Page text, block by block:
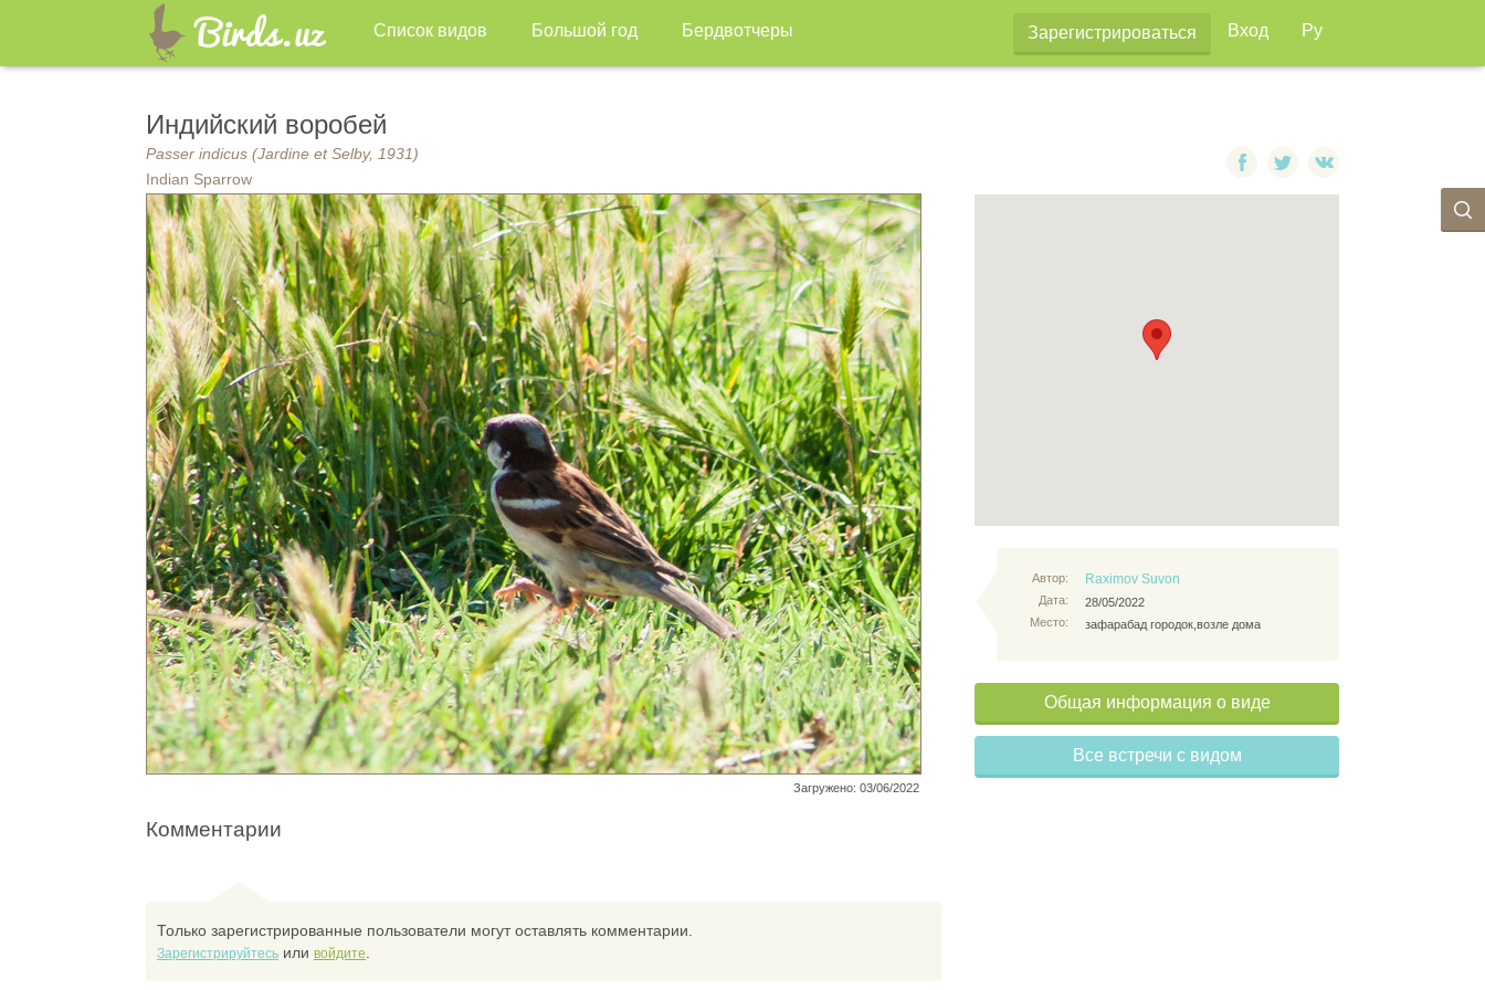
Список видов Большой год Бердвотчеры Зарегистрироваться Вход Ру
Индийский воробей
Passer indicus (Jardine et Selby, 1931)
Indian Sparrow
Загружено: 03/06/2022
Автор:
Дата:
Место:
Raximov Suvon
28/05/2022
зафарабад городок,возле дома
Общая информация о виде
Все встречи с видом
Комментарии
Только зарегистрированные пользователи могут оставлять комментарии.
Зарегистрируйтесь или войдите